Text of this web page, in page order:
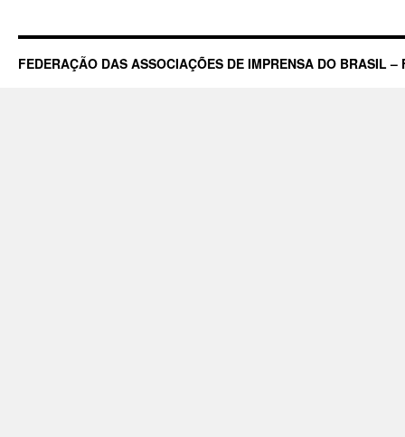
homenagem
aos
FEDERAÇÃO DAS ASSOCIAÇÕES DE IMPRENSA DO BRASIL –